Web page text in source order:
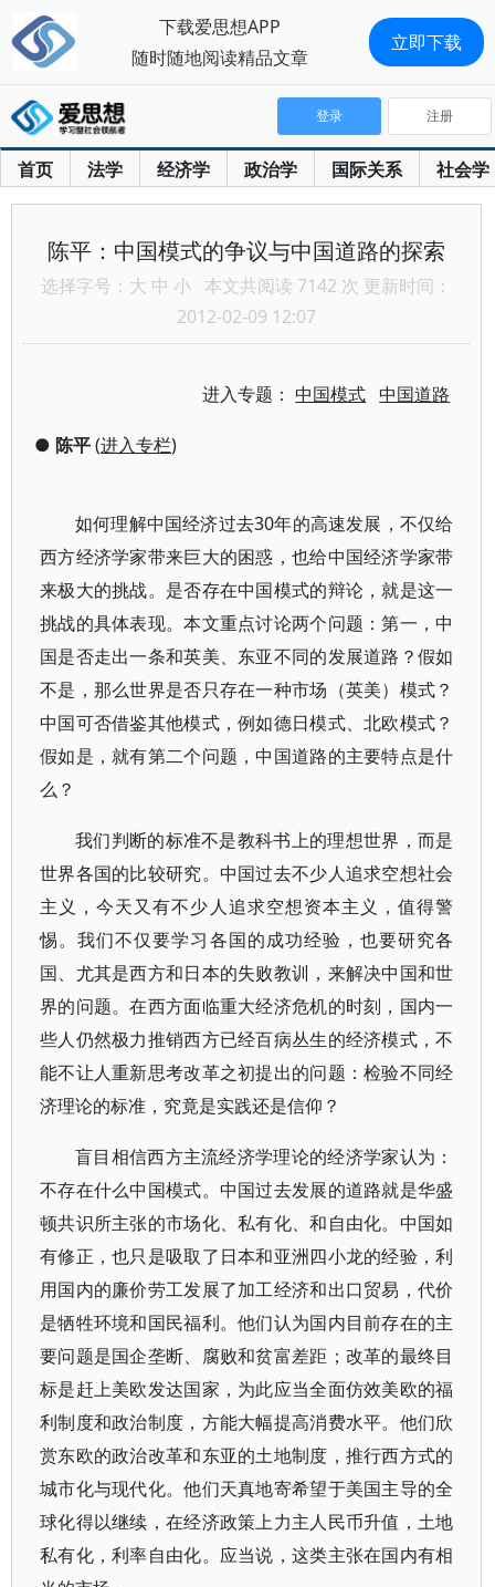
首页 法学 经济学 政治学 国际关系 社会学
登录 注册
陈平：中国模式的争议与中国道路的探索
选择字号： 大 中 小 本文共阅读 7142 次 更新时间：
2012-02-09 12:07
进入专题：中国模式 中国道路
● 陈平(进入专栏)
如何理解中国经济过去30年的高速发展，不仅给
西方经济学家带来巨大的困惑，也给中国经济学家带
来极大的挑战。是否存在中国模式的辩论，就是这一
挑战的具体表现。本文重点讨论两个问题：第一，中
国是否走出一条和英美、东亚不同的发展道路？假如
不是，那么世界是否只存在一种市场（英美）模式？
中国可否借鉴其他模式，例如德日模式、北欧模式？
假如是，就有第二个问题，中国道路的主要特点是什
么？
我们判断的标准不是教科书上的理想世界，而是
世界各国的比较研究。中国过去不少人追求空想社会
主义，今天又有不少人追求空想资本主义，值得警
惕。我们不仅要学习各国的成功经验，也要研究各
国、尤其是西方和日本的失败教训，来解决中国和世
界的问题。在西方面临重大经济危机的时刻，国内一
些人仍然极力推销西方已经百病丛生的经济模式，不
能不让人重新思考改革之初提出的问题：检验不同经
济理论的标准，究竟是实践还是信仰？
盲目相信西方主流经济学理论的经济学家认为：
不存在什么中国模式。中国过去发展的道路就是华盛
顿共识所主张的市场化、私有化、和自由化。中国如
有修正，也只是吸取了日本和亚洲四小龙的经验，利
用国内的廉价劳工发展了加工经济和出口贸易，代价
是牺牲环境和国民福利。他们认为国内目前存在的主
要问题是国企垄断、腐败和贫富差距；改革的最终目
标是赶上美欧发达国家，为此应当全面仿效美欧的福
利制度和政治制度，方能大幅提高消费水平。他们欣
赏东欧的政治改革和东亚的土地制度，推行西方式的
城市化与现代化。他们天真地寄希望于美国主导的全
球化得以继续，在经济政策上力主人民币升值，土地
私有化，利率自由化。应当说，这类主张在国内有相
下载爱思想APP
随时随地阅读精品文章
立即下载